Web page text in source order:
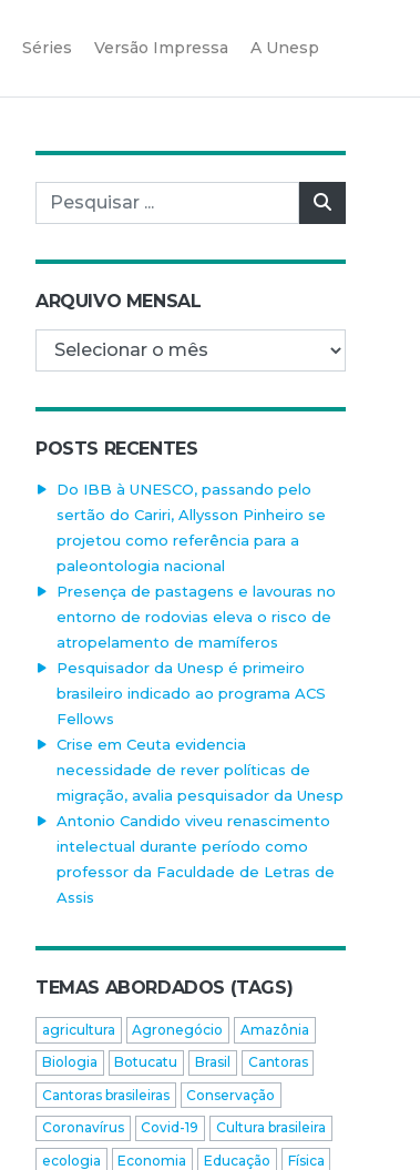
Séries Versão Impressa A Unesp
Pesquisar por:
ARQUIVO MENSAL
Arquivo mensal
POSTS RECENTES
Do IBB à UNESCO, passando pelo
sertão do Cariri, Allysson Pinheiro se
projetou como referência para a
paleontologia nacional
Presença de pastagens e lavouras no
entorno de rodovias eleva o risco de
atropelamento de mamíferos
Pesquisador da Unesp é primeiro
brasileiro indicado ao programa ACS
Fellows
Crise em Ceuta evidencia
necessidade de rever políticas de
migração, avalia pesquisador da Unesp
Antonio Candido viveu renascimento
intelectual durante período como
professor da Faculdade de Letras de
Assis
TEMAS ABORDADOS (TAGS)
agricultura Agronegócio
Amazônia
Biologia
Botucatu Brasil
Cantoras
Cantoras brasileiras
Conservação
Coronavírus
Covid-19
Cultura brasileira
ecologia
Economia Educação
Física